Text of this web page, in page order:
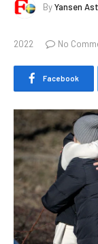
ByYansen
2022 No
Facebook